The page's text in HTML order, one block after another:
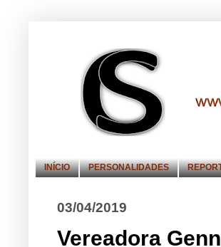
INÍCIO PERSONALIDADES
03/04/2019
Vereadora